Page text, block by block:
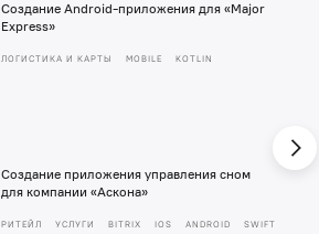
Создание Android-приложения для «Major
Express»
ЛОГИСТИКА И КАРТЫ MOBILE KOTLIN
Создание приложения управления сном
для компании «Аскона»
РИТЕЙЛ УСЛУГИ BITRIX IOS ANDROID
SWIFT